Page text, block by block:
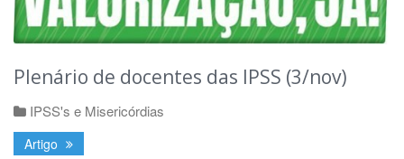
Plenário de docentes das IPSS (3/nov)
IPSS's e Misericórdias
Artigo